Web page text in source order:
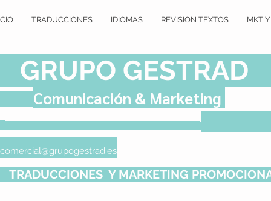
TRADUCCIONES IDIOMAS REVISION TEXTOS MKT
GRUPO GESTRAD
Comunicación & Marketing
comercial@grupogestrad.es
TRADUCCIONES Y MARKETING